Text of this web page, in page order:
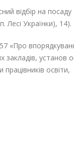
відбір на посаду
Українки), 14).
«Про
установ
освіти,